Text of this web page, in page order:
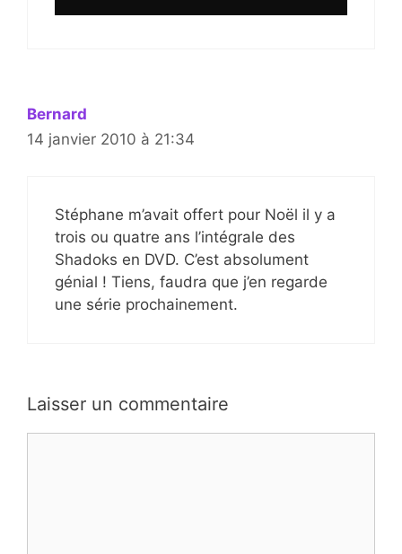
Bernard
14 janvier 2010 à 21:34
Stéphane m’avait offert pour Noël il y a
trois ou quatre ans l’intégrale des
Shadoks en DVD. C’est absolument
génial ! Tiens, faudra que j’en regarde
une série prochainement.
Laisser un commentaire